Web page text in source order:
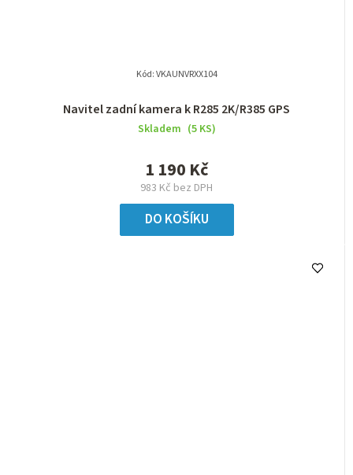
Navitel zadní kamera k R285 2K/R385 GPS
Skladem (5 KS)
983 Kč bez DPH
1 190 Kč
DO KOŠÍKU
Kód:VKAUNVRXX104